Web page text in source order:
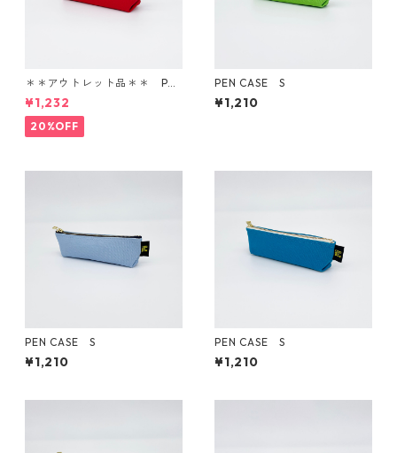
＊＊アウトレット品＊＊ PEN
CASE M
¥1,232
20%OFF
PEN CASE S
¥1,210
PEN CASE S
¥1,210
PEN CASE S
¥1,210